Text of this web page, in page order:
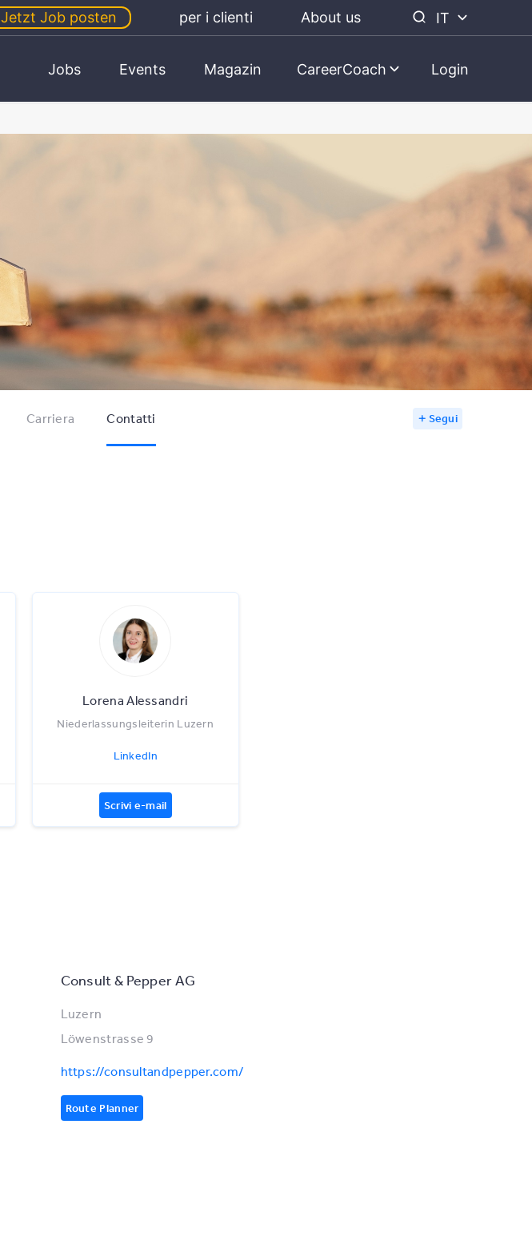
Jetzt Job posten per i clienti About us IT
Jobs Events Magazin CareerCoach Login
Carriera Contatti Segui
Lorena Alessandri
Niederlassungsleiterin Luzern
LinkedIn
Scrivi e-mail
Consult & Pepper AG
Luzern
Löwenstrasse 9
https://consultandpepper.com/
Route Planner